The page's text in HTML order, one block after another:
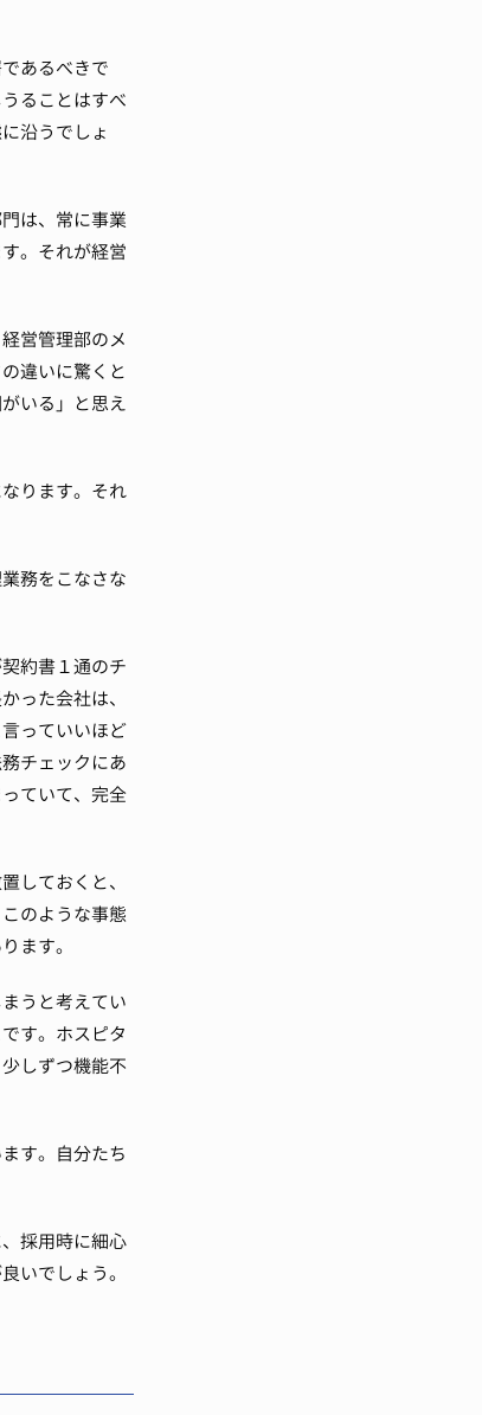
あるべきで
ることはすべ
沿うでしょ
は、常に事業
。 それが経営
経営管理部のメ
違いに驚くと
いる」と思え
ります。 それ
務をこなさな
約書１通のチ
った会社は、
っていいほど
チェックにあ
ていて、完全
しておくと、
このような事態
ます。
うと考えてい
す。 ホスピタ
しずつ機能不
す。 自分たち
採用時に細心
いでしょう。